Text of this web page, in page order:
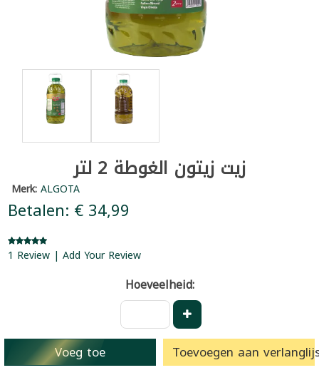
زيت زيتون الغوطة 2 لتر
Merk:ALGOTA
Betalen: € 34,99
1 Review | Add Your Review
Hoeveelheid:
Voeg toe Toevoegen aan